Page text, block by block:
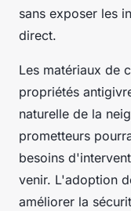
sans exposer les
direct.
Les matériaux de
propriétés
naturelle de la
prometteurs
besoins
venir. L'adoption
améliorer la